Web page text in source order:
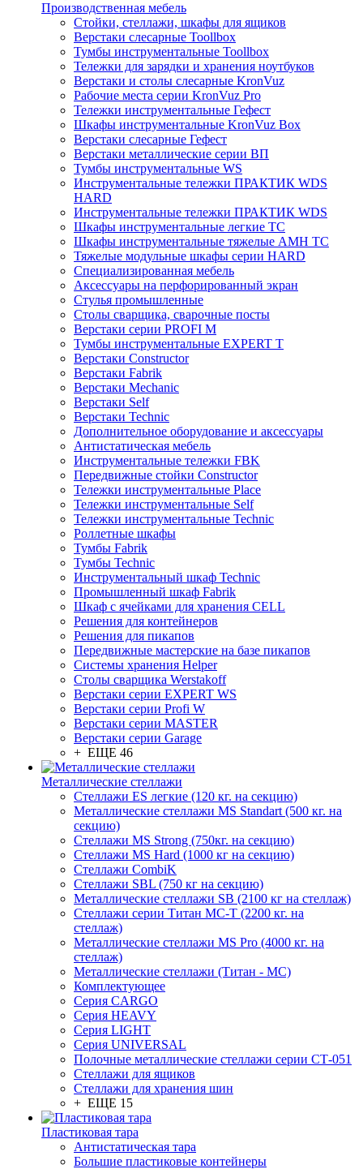
Производственная мебель
Стойки, стеллажи, шкафы для ящиков
Верстаки слесарные Toollbox
Тумбы инструментальные Toollbox
Тележки для зарядки и хранения ноутбуков
Верстаки и столы слесарные KronVuz
Рабочие места серии KronVuz Pro
Тележки инструментальные Гефест
Шкафы инструментальные KronVuz Box
Верстаки слесарные Гефест
Верстаки металлические серии ВП
Тумбы инструментальные WS
Инструментальные тележки ПРАКТИК WDS
HARD
Инструментальные тележки ПРАКТИК WDS
Шкафы инструментальные легкие ТС
Шкафы инструментальные тяжелые AMH TC
Тяжелые модульные шкафы серии HARD
Cпециализированная мебель
Аксессуары на перфорированный экран
Стулья промышленные
Столы сварщика, сварочные посты
Верстаки серии PROFI M
Тумбы инструментальные EXPERT T
Верстаки Constructor
Верстаки Fabrik
Верстаки Mechanic
Верстаки Self
Верстаки Technic
Дополнительное оборудование и аксессуары
Антистатическая мебель
Инструментальные тележки FBK
Передвижные стойки Constructor
Тележки инструментальные Place
Тележки инструментальные Self
Тележки инструментальные Technic
Роллетные шкафы
Тумбы Fabrik
Тумбы Technic
Инструментальный шкаф Technic
Промышленный шкаф Fabrik
Шкаф с ячейками для хранения CELL
Решения для контейнеров
Решения для пикапов
Передвижные мастерские на базе пикапов
Системы хранения Helper
Столы сварщика Werstakoff
Верстаки серии EXPERT WS
Верстаки серии Profi W
Верстаки серии MASTER
Верстаки серии Garage
+ ЕЩЕ 46
Металлические стеллажи
Стеллажи ES легкие (120 кг. на секцию)
Металлические стеллажи MS Standart (500 кг. на
секцию)
Стеллажи MS Strong (750кг. на секцию)
Стеллажи MS Hard (1000 кг на секцию)
Стеллажи CombiK
Стеллажи SBL (750 кг на секцию)
Металлические стеллажи SB (2100 кг на стеллаж)
Стеллажи серии Титан МС-Т (2200 кг. на
стеллаж)
Металлические стеллажи MS Pro (4000 кг. на
стеллаж)
Металлические стеллажи (Титан - МС)
Комплектующее
Серия CARGO
Серия HEAVY
Серия LIGHT
Серия UNIVERSAL
Полочные металлические стеллажи серии СТ-051
Стеллажи для ящиков
Стеллажи для хранения шин
+ ЕЩЕ 15
Пластиковая тара
Антистатическая тара
Большие пластиковые контейнеры